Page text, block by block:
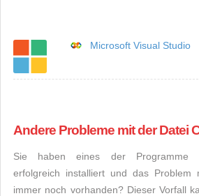
Microsoft Visual Studio
Andere Probleme mit der Datei
Sie haben eines der Programme
erfolgreich installiert und das
immer noch vorhanden? Dieser Vorfall